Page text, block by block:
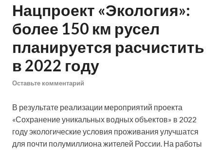
Нацпроект «Экология»:
более 150 км русел
планируется расчистить
в 2022 году
Оставьте комментарий
В результате реализации мероприятий проекта
«Сохранение уникальных водных объектов» в 2022
году экологические условия проживания улучшатся
для почти полумиллиона жителей России. На работы